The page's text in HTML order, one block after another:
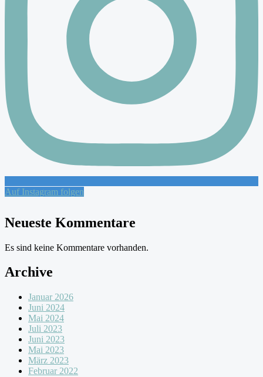
Auf Instagram folgen
Neueste Kommentare
Es sind keine Kommentare vorhanden.
Archive
Januar 2026
Juni 2024
Mai 2024
Juli 2023
Juni 2023
Mai 2023
März 2023
Februar 2022